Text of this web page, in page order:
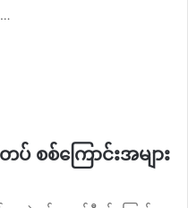
စစ်ကြောင်းအများ